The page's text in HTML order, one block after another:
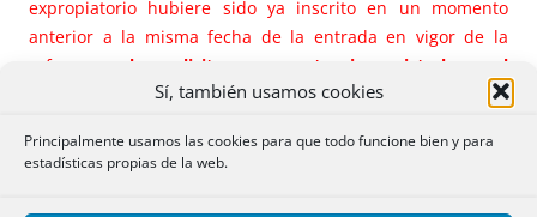
Sí, también usamos cookies
Principalmente usamos las cookies para que todo funcione bien y para
estadísticas propias de la web.
expropiatorio hubiere sido ya inscrito en un momento
anterior a la misma fecha de la entrada en vigor de la
reforma,
cabe solicitar su constancia registral en el
Registro de la Propiedad(que podrá en tal caso
mediante una nota al margen de la inscripción de la